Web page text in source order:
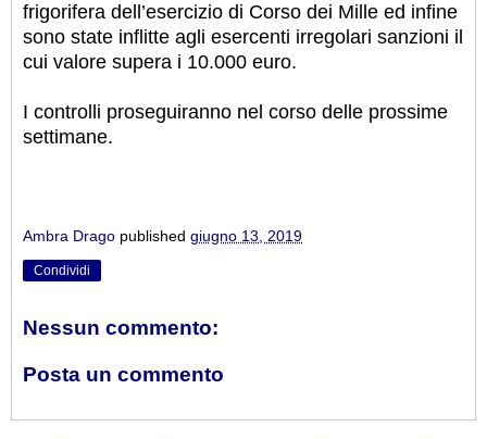
frigorifera dell’esercizio di Corso dei Mille ed infine
sono state inflitte agli esercenti irregolari sanzioni il
cui valore supera i 10.000 euro.
I controlli proseguiranno nel corso delle prossime
settimane.
Ambra Drago published giugno 13, 2019
Condividi
Nessun commento:
Posta un commento